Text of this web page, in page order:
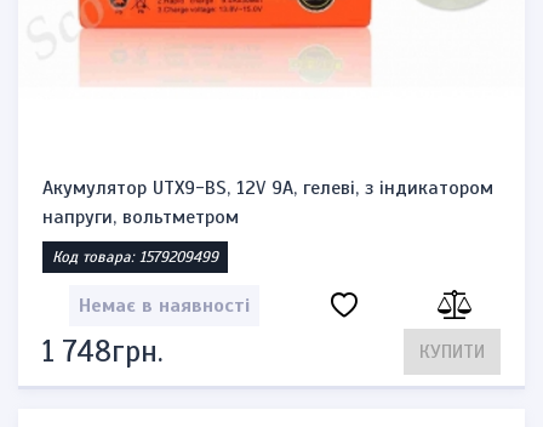
Акумулятор UTX9-BS, 12V 9A, гелеві, з індикатором
напруги, вольтметром
Код товара: 1579209499
Немає в наявності
1 748грн. КУПИТИ